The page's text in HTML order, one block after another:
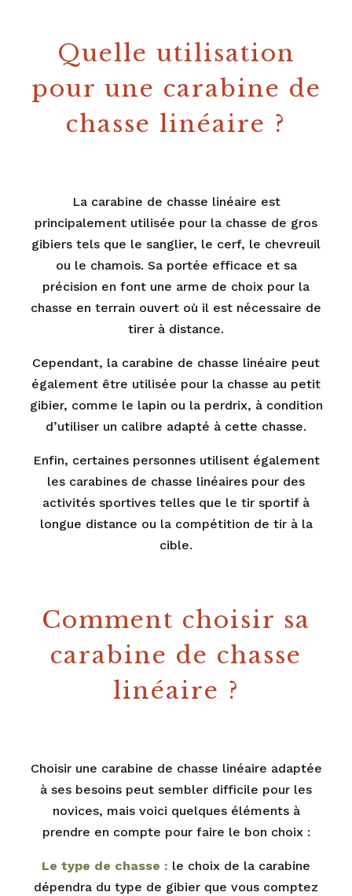
Quelle utilisation
pour une carabine de
chasse linéaire ?
La carabine de chasse linéaire est
principalement utilisée pour la chasse de gros
gibiers tels que le sanglier, le cerf, le chevreuil
ou le chamois. Sa portée efficace et sa
précision en font une arme de choix pour la
chasse en terrain ouvert où il est nécessaire de
tirer à distance.
Cependant, la carabine de chasse linéaire peut
également être utilisée pour la chasse au petit
gibier, comme le lapin ou la perdrix, à condition
d’utiliser un calibre adapté à cette chasse.
Enfin, certaines personnes utilisent également
les carabines de chasse linéaires pour des
activités sportives telles que le tir sportif à
longue distance ou la compétition de tir à la
cible.
Comment choisir sa
carabine de chasse
linéaire ?
Choisir une carabine de chasse linéaire adaptée
à ses besoins peut sembler difficile pour les
novices, mais voici quelques éléments à
prendre en compte pour faire le bon choix :
Le type de chasse : le choix de la carabine
dépendra du type de gibier que vous comptez